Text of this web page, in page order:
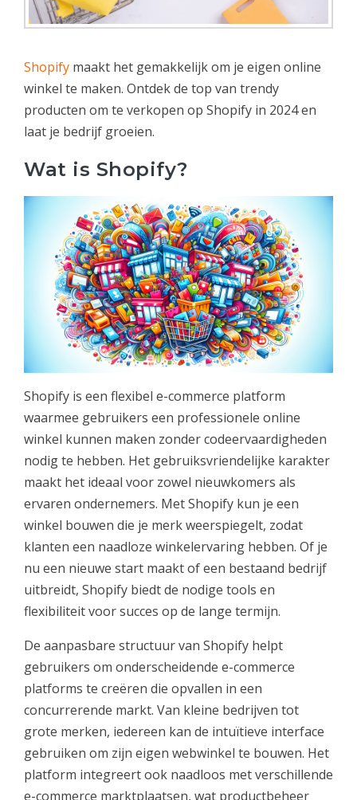
Shopify maakt het gemakkelijk om je eigen online
winkel te maken. Ontdek de top van trendy
producten om te verkopen op Shopify in 2024 en
laat je bedrijf groeien.
Wat is Shopify?
Shopify is een flexibel e-commerce platform
waarmee gebruikers een professionele online
winkel kunnen maken zonder codeervaardigheden
nodig te hebben. Het gebruiksvriendelijke karakter
maakt het ideaal voor zowel nieuwkomers als
ervaren ondernemers. Met Shopify kun je een
winkel bouwen die je merk weerspiegelt, zodat
klanten een naadloze winkelervaring hebben. Of je
nu een nieuwe start maakt of een bestaand bedrijf
uitbreidt, Shopify biedt de nodige tools en
flexibiliteit voor succes op de lange termijn.
De aanpasbare structuur van Shopify helpt
gebruikers om onderscheidende e-commerce
platforms te creëren die opvallen in een
concurrerende markt. Van kleine bedrijven tot
grote merken, iedereen kan de intuïtieve interface
gebruiken om zijn eigen webwinkel te bouwen. Het
platform integreert ook naadloos met verschillende
e-commerce marktplaatsen, wat productbeheer